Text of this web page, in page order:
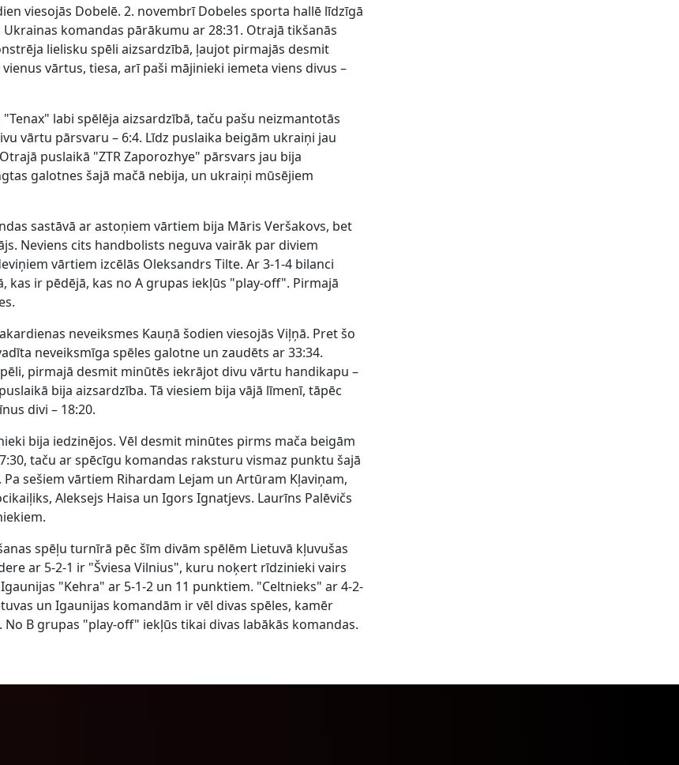
viesojās Dobelē. 2. novembrī Dobeles sporta hallē līdzīgā
komandas pārākumu ar 28:31. Otrajā tikšanās
lielisku spēli aizsardzībā, ļaujot pirmajās desmit
vārtus, tiesa, arī paši mājinieki iemeta viens divus –
labi spēlēja aizsardzībā, taču pašu neizmantotās
vārtu pārsvaru – 6:4. Līdz puslaika beigām ukraiņi jau
puslaikā "ZTR Zaporozhye" pārsvars jau bija
galotnes šajā mačā nebija, un ukraiņi mūsējiem
sastāvā ar astoņiem vārtiem bija Māris Veršakovs, bet
Neviens cits handbolists neguva vairāk par diviem
vārtiem izcēlās Oleksandrs Tilte. Ar 3-1-4 bilanci
kas ir pēdējā, kas no A grupas iekļūs "play-off". Pirmajā
neveiksmes Kauņā šodien viesojās Viļņā. Pret šo
neveiksmīga spēles galotne un zaudēts ar 33:34.
pirmajā desmit minūtēs iekrājot divu vārtu handikapu –
bija aizsardzība. Tā viesiem bija vājā līmenī, tāpēc
divi – 18:20.
bija iedzinējos. Vēl desmit minūtes pirms mača beigām
taču ar spēcīgu komandas raksturu vismaz punktu šajā
Pa sešiem vārtiem Rihardam Lejam un Artūram Kļaviņam,
Aleksejs Haisa un Igors Ignatjevs. Laurīns Palēvičs
spēļu turnīrā pēc šīm divām spēlēm Lietuvā kļuvušas
ar 5-2-1 ir "Šviesa Vilnius", kuru noķert rīdzinieki vairs
"Kehra" ar 5-1-2 un 11 punktiem. "Celtnieks" ar 4-2-
un Igaunijas komandām ir vēl divas spēles, kamēr
B grupas "play-off" iekļūs tikai divas labākās komandas.